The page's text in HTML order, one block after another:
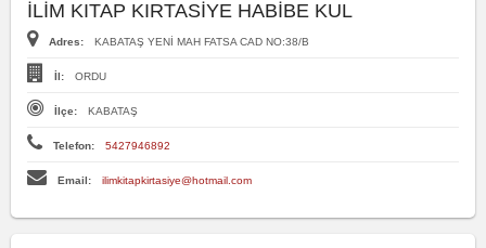
İLİM KITAP KIRTASİYE HABİBE KUL
Adres: KABATAŞ YENİ MAH FATSA CAD NO:38/B
İl: ORDU
İlçe: KABATAŞ
Telefon: 5427946892
Email: ilimkitapkirtasiye@hotmail.com